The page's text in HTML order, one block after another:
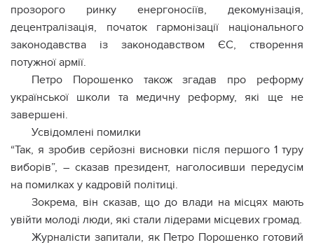
прозорого ринку енергоносіїв, декомунізація,
децентралізація, початок гармонізації національного
законодавства із законодавством ЄС, створення
потужної армії.
Петро Порошенко також згадав про реформу
української школи та медичну реформу, які ще не
завершені.
Усвідомлені помилки
“Так, я зробив серйозні висновки після першого 1 туру
виборів”, – сказав президент, наголосивши передусім
на помилках у кадровій політиці.
Зокрема, він сказав, що до влади на місцях мають
увійти молоді люди, які стали лідерами місцевих громад.
Журналісти запитали, як Петро Порошенко готовий